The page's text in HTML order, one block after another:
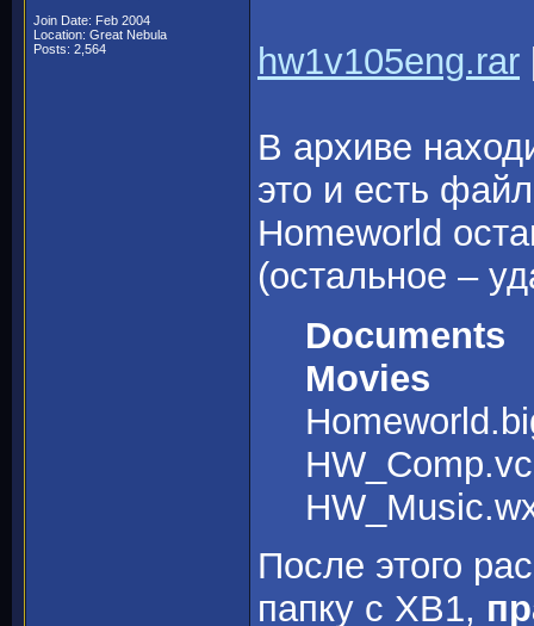
Join Date: Feb 2004
Location: Great Nebula
Posts: 2,564
hw1v105eng.rar
В архиве
это и есть
Homeworld
(остальное –
Documents
Movies
После этого
папку с ХВ1,